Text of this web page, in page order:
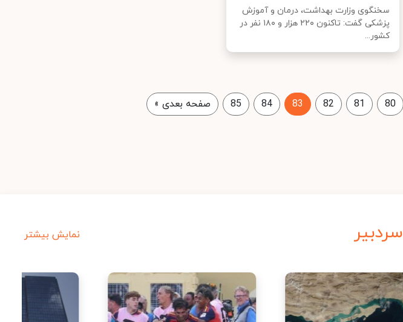
سخنگوی وزارت بهداشت، درمان و آموزش
پزشکی گفت: تاکنون ۲۲۰ هزار و ۱۸۰ نفر در
کشور...
80
81
82
83
84
85 صفحه بعدی »
سردبیر نمایش بیشتر